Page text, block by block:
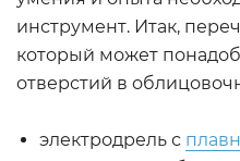
инструмент. Итак,
который может
отверстий в
электродрель с